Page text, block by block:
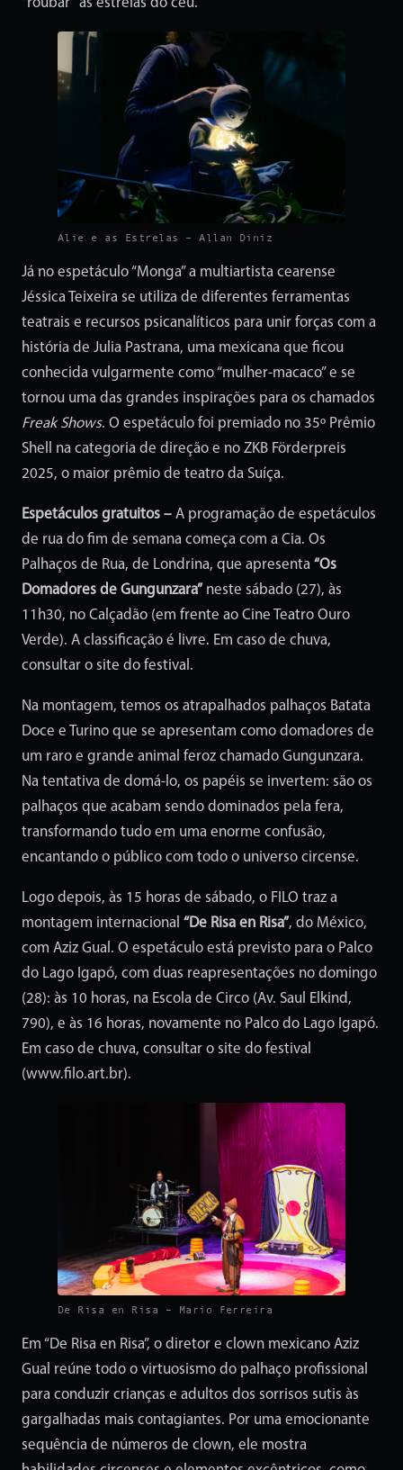
“roubar” as estrelas do céu.
Alie e as Estrelas – Allan Diniz
Já no espetáculo “Monga” a multiartista cearense
Jéssica Teixeira se utiliza de diferentes ferramentas
teatrais e recursos psicanalíticos para unir forças com a
história de Julia Pastrana, uma mexicana que ficou
conhecida vulgarmente como “mulher-macaco” e se
tornou uma das grandes inspirações para os chamados
Freak Shows. O espetáculo foi premiado no 35º Prêmio
Shell na categoria de direção e no ZKB Förderpreis
2025, o maior prêmio de teatro da Suíça.
Espetáculos gratuitos – A programação de espetáculos
de rua do fim de semana começa com a Cia. Os
Palhaços de Rua, de Londrina, que apresenta “Os
Domadores de Gungunzara” neste sábado (27), às
11h30, no Calçadão (em frente ao Cine Teatro Ouro
Verde). A classificação é livre. Em caso de chuva,
consultar o site do festival.
Na montagem, temos os atrapalhados palhaços Batata
Doce e Turino que se apresentam como domadores de
um raro e grande animal feroz chamado Gungunzara.
Na tentativa de domá-lo, os papéis se invertem: são os
palhaços que acabam sendo dominados pela fera,
transformando tudo em uma enorme confusão,
encantando o público com todo o universo circense.
Logo depois, às 15 horas de sábado, o FILO traz a
montagem internacional “De Risa en Risa”, do México,
com Aziz Gual. O espetáculo está previsto para o Palco
do Lago Igapó, com duas reapresentações no domingo
(28): às 10 horas, na Escola de Circo (Av. Saul Elkind,
790), e às 16 horas, novamente no Palco do Lago Igapó.
Em caso de chuva, consultar o site do festival
(www.filo.art.br).
De Risa en Risa – Mario Ferreira
Em “De Risa en Risa”, o diretor e clown mexicano Aziz
Gual reúne todo o virtuosismo do palhaço profissional
para conduzir crianças e adultos dos sorrisos sutis às
gargalhadas mais contagiantes. Por uma emocionante
sequência de números de clown, ele mostra